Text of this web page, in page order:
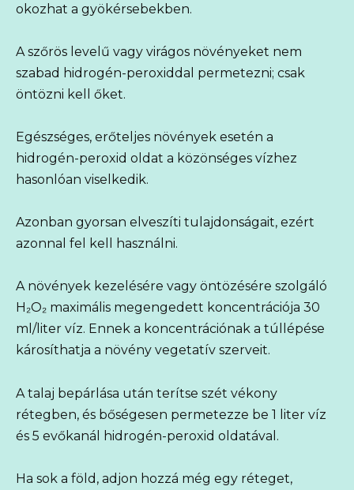
okozhat a gyökérsebekben.
A szőrös levelű vagy virágos növényeket nem
szabad hidrogén-peroxiddal permetezni; csak
öntözni kell őket.
Egészséges, erőteljes növények esetén a
hidrogén-peroxid oldat a közönséges vízhez
hasonlóan viselkedik.
Azonban gyorsan elveszíti tulajdonságait, ezért
azonnal fel kell használni.
A növények kezelésére vagy öntözésére szolgáló
H₂O₂ maximális megengedett koncentrációja 30
ml/liter víz. Ennek a koncentrációnak a túllépése
károsíthatja a növény vegetatív szerveit.
A talaj bepárlása után terítse szét vékony
rétegben, és bőségesen permetezze be 1 liter víz
és 5 evőkanál hidrogén-peroxid oldatával.
Ha sok a föld, adjon hozzá még egy réteget,